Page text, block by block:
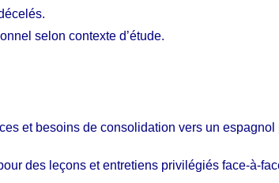
selon contexte d’étude.
et besoins de consolidation vers un espagnol
des leçons et entretiens privilégiés face-à-